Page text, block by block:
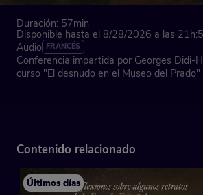
Duración: 57min
Disponible hasta el 8/28/2026 a las
Audio FRANCÉS
Conferencia impartida por Georges Didi-
curso "El desnudo en el Museo del
Contenido relacionado
Últimos días